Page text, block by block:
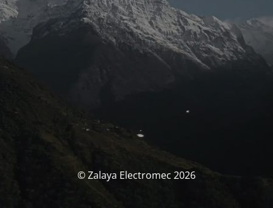
© Zalaya Electromec 2026